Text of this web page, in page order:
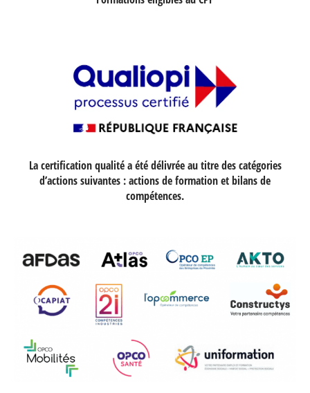
La certification qualité a été délivrée au titre des catégories
d’actions suivantes : actions de formation et bilans de
compétences.